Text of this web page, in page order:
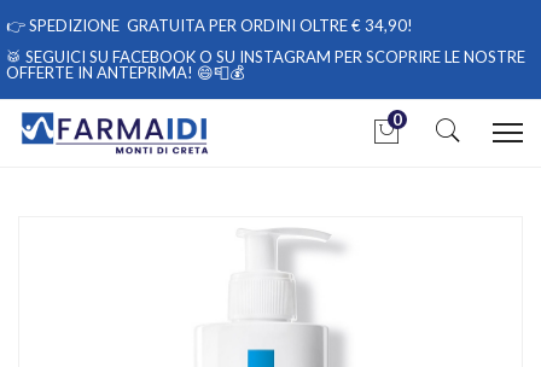
👉SPEDIZIONE GRATUITA PER ORDINI OLTRE € 34,90!
🥁 SEGUICI SU FACEBOOKO SU INSTAGRAM PER SCOPRIRE LE NOSTRE
OFFERTE IN ANTEPRIMA! 😄📮💰
0
La Roche Posay Linea Posthelios Gel Doposole Emolliente
Lenitivo 400 ml